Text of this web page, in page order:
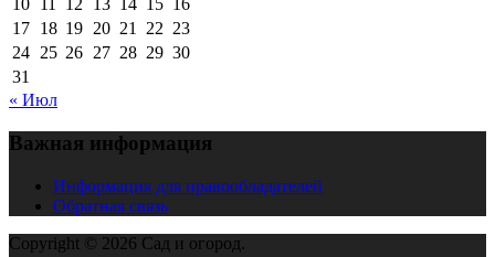
10 11 12 13 14 15 16
17 18 19 20 21 22 23
24 25 26 27 28 29 30
31
« Июл
Важная информация
Информация для правообладателей
Обратная связь
Copyright © 2026 Сад и огород.